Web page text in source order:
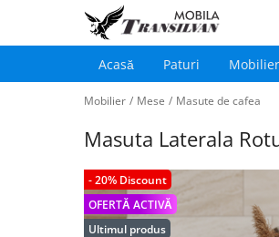
Main
navigation
Acasă Paturi Mobilier
Mobilier / Mese / Masute de cafea
Masuta Laterala
- 20% Discount
OFERTĂ ACTIVĂ
Ultimul produs